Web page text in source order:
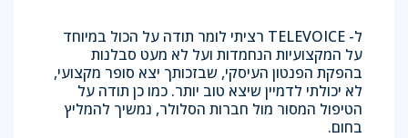
ל- TELEVOICE רציתי לומר תודה על הכול במיוחד
על המקצועיות הנחמדות ועל לא מעט סבלנות
בהפקת הפנטון העיסקי, שבזכותך יצא סופר מקצועי,
לא יכולתי לדמיין שיצא טוב יותר. כמו כן תודה על
הטיפול המסור מול חברות הסלולר, נמשיך להמליץ
בחום.